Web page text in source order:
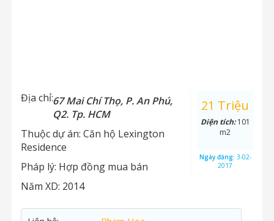
Địa chỉ:67 Mai Chí Thọ, P. An Phú,
Q2. Tp. HCM
Thuộc dự án: Căn hộ Lexington
Residence
Pháp lý: Hợp đồng mua bán
Năm XD: 2014
21 Triệu
Diện tích:101
m2
Ngày đăng: 3-02-
2017